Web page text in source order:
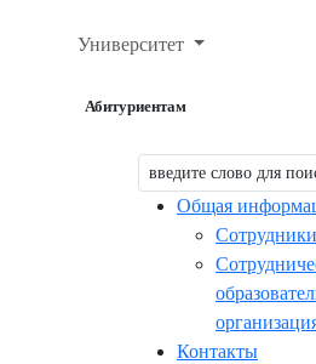
Университет
Абитуриентам
Общая
Контакты